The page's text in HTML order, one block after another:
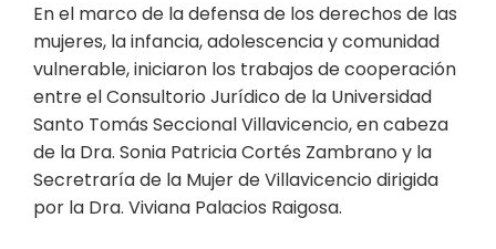
En el marco de la defensa de los derechos de las
mujeres, la infancia, adolescencia y comunidad
vulnerable, iniciaron los trabajos de cooperación
entre el Consultorio Jurídico de la Universidad
Santo Tomás Seccional Villavicencio, en cabeza
de la Dra. Sonia Patricia Cortés Zambrano y la
Secretraría de la Mujer de Villavicencio dirigida
por la Dra. Viviana Palacios Raigosa.